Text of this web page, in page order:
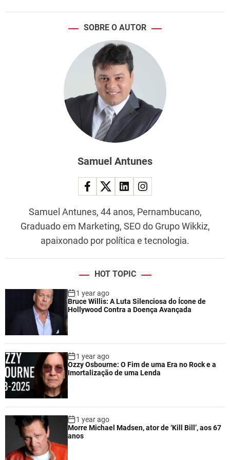
SOBRE O AUTOR
Samuel Antunes
Samuel Antunes, 44 anos, Pernambucano,
Graduado em Marketing, SEO do Grupo Wikkiz,
apaixonado por política e tecnologia.
HOT TOPIC
1 year ago
Bruce Willis: A Luta Silenciosa do Ícone de
Hollywood Contra a Doença Avançada
1 year ago
Ozzy Osbourne: O Fim de uma Era no Rock e a
Imortalização de uma Lenda
1 year ago
Morre Michael Madsen, ator de ‘Kill Bill’, aos 67
anos